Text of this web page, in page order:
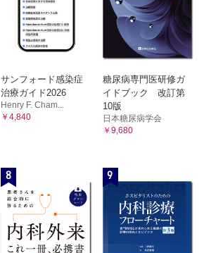
サンフォード感染症
治療ガイド2026
Henry F. Cham...
￥4,840
糖尿病専門医研修ガ
イドブック 改訂第
10版
日本糖尿病学会
￥9,680
8 9